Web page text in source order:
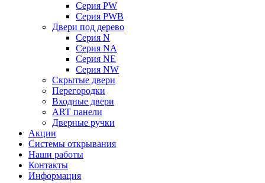
Серия PW
Серия PWB
Двери под дерево
Серия N
Серия NA
Серия NE
Серия NW
Скрытые двери
Перегородки
Входные двери
ART панели
Дверные ручки
Акции
Системы открывания
Наши работы
Контакты
Информация